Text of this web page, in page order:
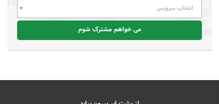
انتخاب سرویس
می خواهم مشترک شوم